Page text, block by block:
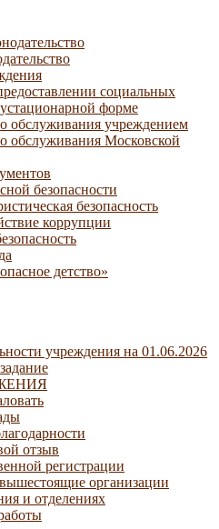
социальных
форме
обслуживания учреждением
обслуживания Московской
безопасности
безопасность
коррупции
детство»
учреждения на 01.06.2026
отзыв
регистрации
организации
и отделениях